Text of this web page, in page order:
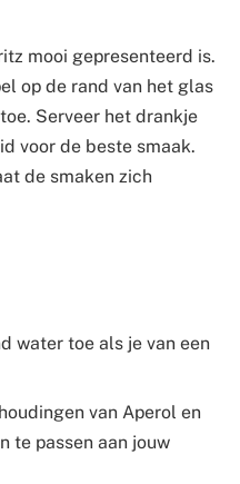
mooi gepresenteerd is.
op de rand van het glas
Serveer het drankje
voor de beste smaak.
de smaken zich
water toe als je van een
van Aperol en
te passen aan jouw